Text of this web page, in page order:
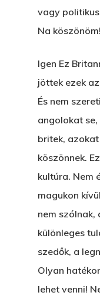
vagy
Na köszönöm!
Igen Ez
jöttek ezek
És nem
angolokat se,
britek,
köszönnek.
kultúra. Nem
magukon
nem szólnak,
különleges
szedők, a
Olyan
lehet venni!